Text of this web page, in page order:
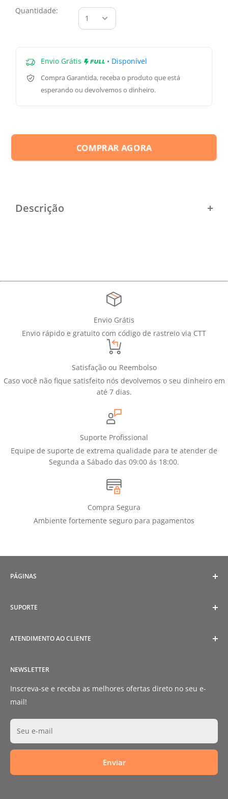
Quantidade:
Envio Grátis • Disponível
Compra Garantida, receba o produto que está
esperando ou devolvemos o dinheiro.
COMPRAR AGORA
Descrição
Envio Grátis
Envio rápido e gratuito com código de rastreio via CTT
Satisfação ou Reembolso
Caso você não fique satisfeito nós devolvemos o seu dinheiro em
até 7 dias.
Suporte Profissional
Equipe de suporte de extrema qualidade para te atender de
Segunda a Sábado das 09:00 ás 18:00.
Compra Segura
Ambiente fortemente seguro para pagamentos
PÁGINAS
Política de Privacidade
Termos de Serviço
SUPORTE
Envios e Entregas
Livro de Reclamações
Sobre Nós
ATENDIMENTO AO CLIENTE
NEWSLETTER
Inscreva-se e receba as melhores ofertas direto no seu e-
mail!
Seu e-mail
Enviar